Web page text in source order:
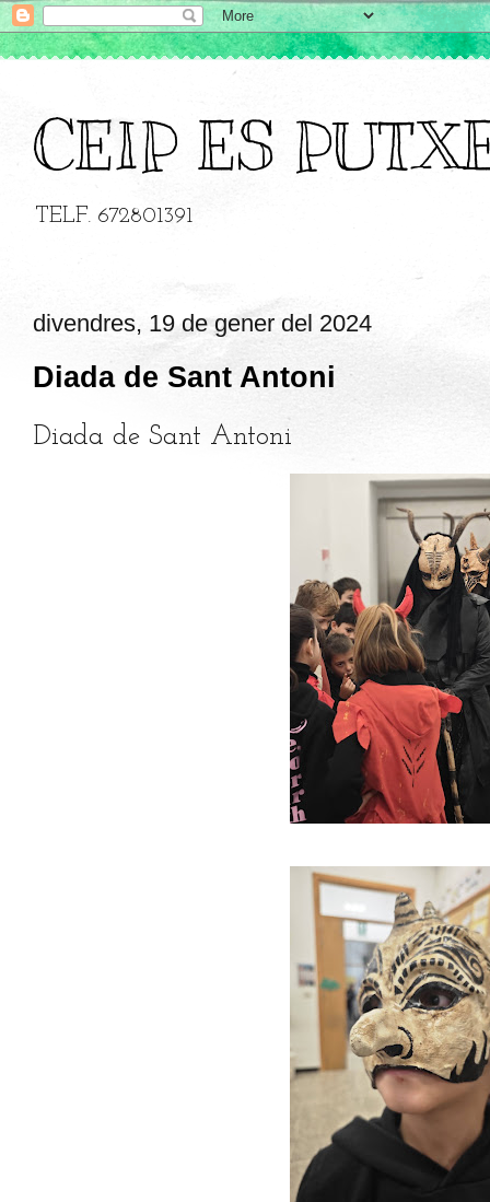
CEIP ES
TELF. 672801391
divendres, 19 de gener del 2024
Diada de Sant Antoni
Diada de Sant Antoni